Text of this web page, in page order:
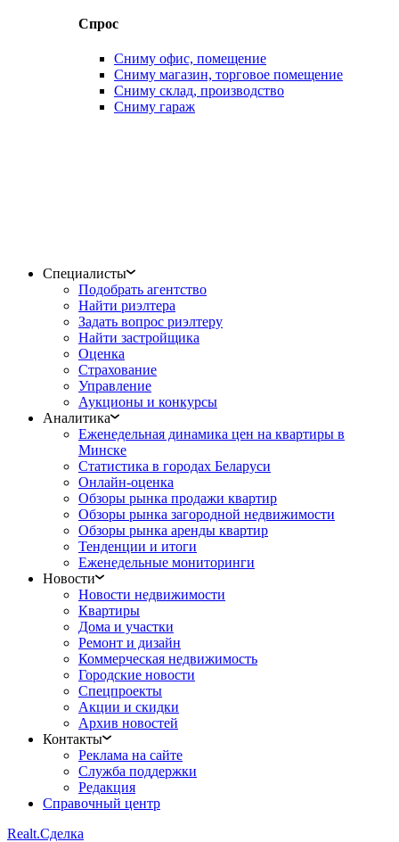
Спрос
Сниму офис, помещение
Сниму магазин, торговое помещение
Сниму склад, производство
Сниму гараж
Специалисты
Подобрать агентство
Найти риэлтера
Задать вопрос риэлтеру
Найти застройщика
Оценка
Страхование
Управление
Аукционы и конкурсы
Аналитика
Еженедельная динамика цен на квартиры в
Минске
Статистика в городах Беларуси
Онлайн-оценка
Обзоры рынка продажи квартир
Обзоры рынка загородной недвижимости
Обзоры рынка аренды квартир
Тенденции и итоги
Еженедельные мониторинги
Новости
Новости недвижимости
Квартиры
Дома и участки
Ремонт и дизайн
Коммерческая недвижимость
Городские новости
Спецпроекты
Акции и скидки
Архив новостей
Контакты
Реклама на сайте
Служба поддержки
Редакция
Справочный центр
Realt.Сделка